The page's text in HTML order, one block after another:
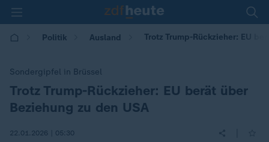
Politik Ausland Trotz Trump-Rückzieher: EU
Sondergipfel in Brüssel
:
Trotz Trump-Rückzieher: EU berät über
Beziehung zu den USA
22.01.2026 | 05:30